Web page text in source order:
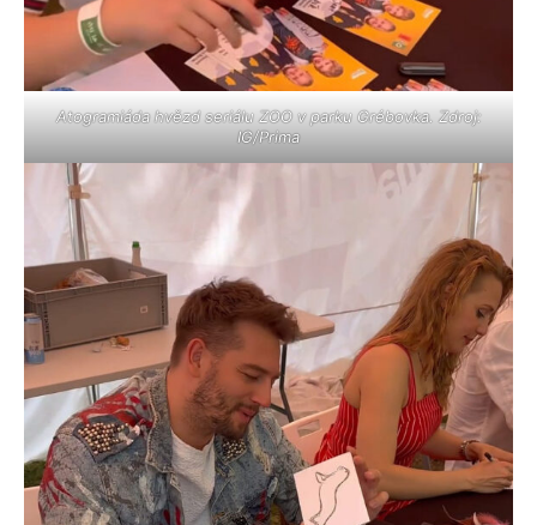
Atogramiáda hvězd seriálu ZOO v parku Grébovka. Zdroj:
IG/Prima